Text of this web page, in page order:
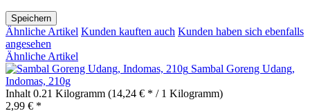
Speichern
Ähnliche Artikel Kunden kauften auch Kunden haben sich ebenfalls
angesehen
Ähnliche Artikel
Sambal Goreng Udang,
Indomas, 210g
Inhalt 0.21 Kilogramm (14,24 € * / 1 Kilogramm)
2,99 € *